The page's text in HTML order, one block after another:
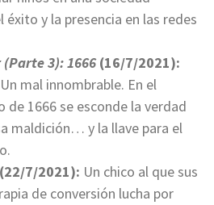
éxito y la presencia en las redes
3): 1666(16/7/2021):
mal innombrable. En el
de 1666 se esconde la verdad
maldición… y la llave para el
(22/7/2021): Un chico al que sus
de conversión lucha por